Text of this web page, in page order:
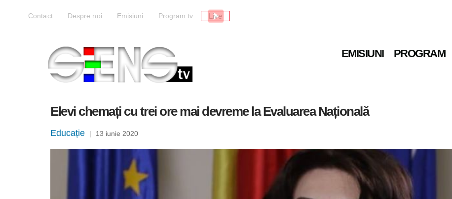
Contact Despre noi Emisiuni Program tv Live
EMISIUNI PROGRAM
Elevi chemați cu trei ore mai devreme la Evaluarea Națională
Educație | 13 iunie 2020